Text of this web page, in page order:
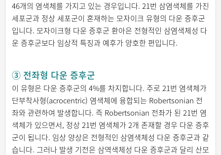
46개의 염색체를 가지고 있는 경우입니다. 21번 삼염색체를 가진
세포군과 정상 세포군이 혼재하는 모자이크 유형의 다운 증후군
입니다. 모자이크형 다운 증후군 환아은 전형적인 삼염색체성 다
운 증후군보다 임상적 특징과 예후가 양호한 편입니다.
③ 전좌형 다운 증후군
이 유형은 다운 증후군의 4%를 차지합니다. 주로 21번 염색체가
단부착사형(acrocentric) 염색체에 융합되는 Robertsonian 전
좌와 관련하여 발생합니다. 즉 Robertsonian 전좌가 된 21번 염
색체가 있으면서, 정상 21번 염색체가 2개 존재할 경우 다운 증후
군이 됩니다. 임상 양상은 전형적인 삼염색체성 다운 증후군과 같
습니다. 그러나 발생 기전은 삼역색체성 다운 증후군과 달리 산모